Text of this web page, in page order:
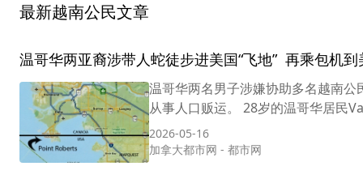
最新越南公民文章
温哥华两亚裔涉带人蛇徒步进美国“飞地” 再乘包机
温哥华两名男子涉嫌协助多名越南公
从事人口贩运。 28岁的温哥华居民
2026-05-16
加拿大都市网 - 都市网